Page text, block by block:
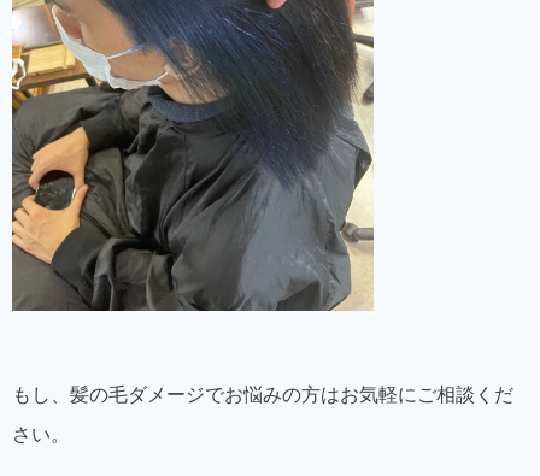
もし、髪の毛ダメージでお悩みの方はお気軽にご相談くだ
さい。